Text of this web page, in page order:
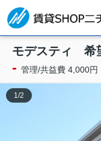
モデスティ 希
- 管理/共益費 4,000円
1 /2